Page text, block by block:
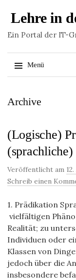
Lehre in
Ein Portal der IT-
Menü
zum
Archive
(Logische)
Veröffentlicht am
Schreib einen
1. Prädikation
vielfältigen
Realität; zu
Individuen oder
Klassen von
jedoch über die
insbesondere